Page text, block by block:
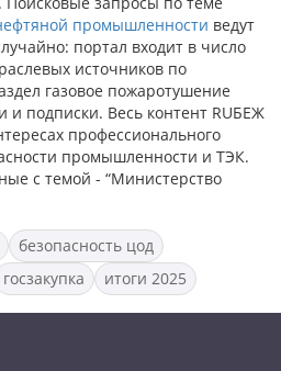
промышленности ведут
портал входит в число
источников по
газовое пожаротушение
и подписки. Весь контент RUБЕЖ
профессионального
промышленности и ТЭК.
с темой - “Министерство
безопасность цод
госзакупка итоги 2025